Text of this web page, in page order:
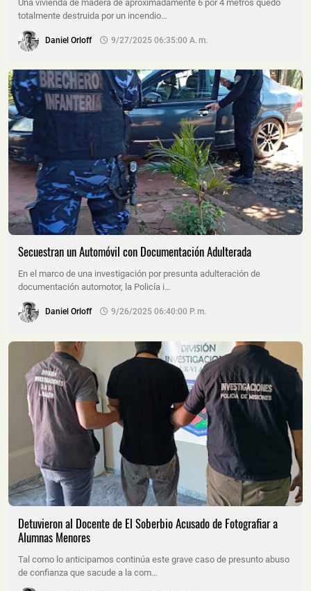
Una vivienda de madera de aproximadamente 6 por 4 metros quedó
totalmente destruida por un incendio…
Daniel Orloff 9/27/2025 06:35:00 A. M.
Secuestran un Automóvil con Documentación Adulterada
En el marco de una investigación por presunta adulteración de
documentación automotor, la Policía i…
Daniel Orloff 9/26/2025 06:40:00 P. M.
Detuvieron al Docente de El Soberbio Acusado de Fotografiar a
Alumnas Menores
Tal como lo anticipamos continúa este grave caso de presunto abuso
de confianza que sacude a la com…